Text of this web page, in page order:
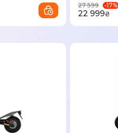
27 599 -17%
22 999₴